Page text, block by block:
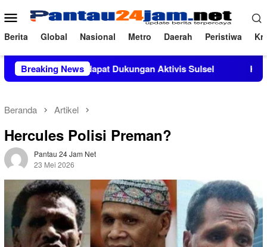
ke
konten
Menu
Mobile
Berita Global Nasional Metro Daerah Peristiwa
Breaking News
Mendapat Dukungan Aktivis Sulsel Kapolres
Beranda Artikel
Hercules Polisi Preman?
Pantau 24 Jam Net
23 Mei 2026